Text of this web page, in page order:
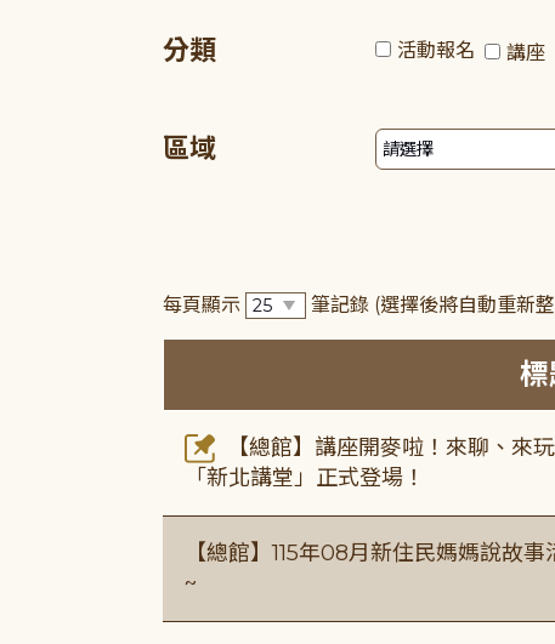
分類 活動報名 講座
區域
每頁顯示 筆記錄 (選擇後將自動重新
【總館】講座開麥啦！來聊、來
「新北講堂」正式登場！
【總館】115年08月新住民媽媽說故
~